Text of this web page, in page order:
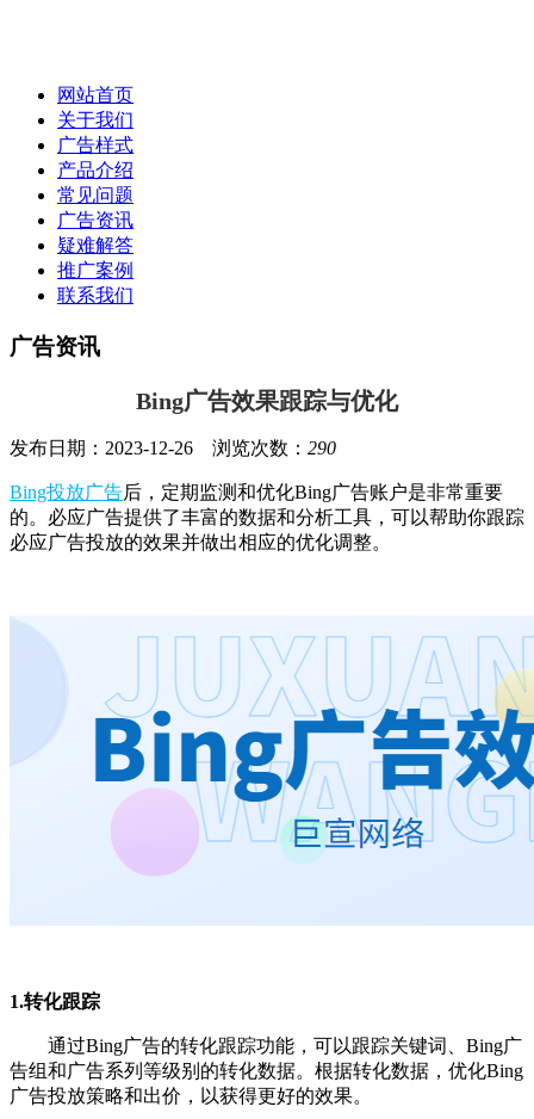
网站首页
关于我们
广告样式
产品介绍
常见问题
广告资讯
疑难解答
推广案例
联系我们
广告资讯
Bing广告效果跟踪与优化
发布日期：2023-12-26 浏览次数： 290
Bing投放广告后，定期监测和优化Bing广告账户是非常重要
的。必应广告提供了丰富的数据和分析工具，可以帮助你跟踪
必应广告投放的效果并做出相应的优化调整。
1.转化跟踪
通过Bing广告的转化跟踪功能，可以跟踪关键词、Bing广
告组和广告系列等级别的转化数据。根据转化数据，优化Bing
广告投放策略和出价，以获得更好的效果。